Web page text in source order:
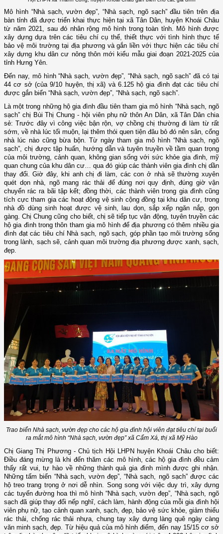
Mô hình “Nhà sạch, vườn đẹp”, “Nhà sạch, ngõ sạch” đầu tiên trên địa
bàn tỉnh đã được triển khai thực hiện tại xã Tân Dân, huyện Khoái Châu
từ năm 2021, sau đó nhân rộng mô hình trong toàn tỉnh. Mô hình được
xây dựng dựa trên các tiêu chí cụ thể, thiết thực với tình hình thực tế
bảo vệ môi trường tại địa phương và gắn liền với thực hiện các tiêu chí
xây dựng khu dân cư nông thôn mới kiểu mẫu giai đoạn 2021-2025 của
tỉnh Hưng Yên.
Đến nay, mô hình “Nhà sạch, vườn đẹp”, “Nhà sạch, ngõ sạch” đã có tại
44 cơ sở (của 9/10 huyện, thị xã) và 6.125 hộ gia đình đạt các tiêu chí
được gắn biển “Nhà sạch, vườn đẹp”, “Nhà sạch, ngõ sạch”.
Là một trong những hộ gia đình đầu tiên tham gia mô hình “Nhà sạch, ngõ
sạch” chị Bùi Thị Chung - hội viên phụ nữ thôn An Dân, xã Tân Dân chia
sẻ: Trước đây vì công việc bận rộn, vợ chồng chị thường đi làm từ rất
sớm, về nhà lúc tối muộn, lại thêm thói quen tiện đâu bỏ đó nên sân, cổng
nhà lúc nào cũng bừa bộn. Từ ngày tham gia mô hình “Nhà sạch, ngõ
sạch”, chị được tập huấn, hướng dẫn và tuyên truyền về tầm quan trọng
của môi trường, cảnh quan, không gian sống với sức khỏe gia đình, mỹ
quan chung của khu dân cư… qua đó giúp các thành viên gia đình chị dần
thay đổi. Giờ đây, khi anh chị đi làm, các con ở nhà sẽ thường xuyên
quét dọn nhà, ngõ mang rác thải để đúng nơi quy định, đúng giờ vận
chuyển rác ra bãi tập kết; đồng thời, các thành viên trong gia đình cũng
tích cực tham gia các hoạt động vệ sinh cộng đồng tại khu dân cư, trong
nhà đồ dùng sinh hoạt được vệ sinh, lau dọn, sắp xếp ngăn nắp, gọn
gàng. Chị Chung cũng cho biết, chị sẽ tiếp tục vận động, tuyên truyền các
hộ gia đình trong thôn tham gia mô hình để địa phương có thêm nhiều gia
đình đạt các tiêu chí Nhà sạch, ngõ sạch, góp phần tạo môi trường sống
trong lành, sạch sẽ, cảnh quan môi trường địa phương được xanh, sạch,
đẹp.
Trao biển Nhà sạch, vườn đẹp cho các hộ gia đình hội viên đạt tiêu chí tại buổi
ra mắt mô hình “Nhà sạch, vườn đẹp” xã Cẩm Xá, thị xã Mỹ Hào
Chị Giang Thị Phương - Chủ tịch Hội LHPN huyện Khoái Châu cho biết:
Điều đáng mừng là khi đến thăm các mô hình, các hộ gia đình đều cảm
thấy rất vui, tự hào về những thành quả gia đình mình được ghi nhận.
Những tấm biển “Nhà sạch, vườn đẹp”, “Nhà sạch, ngõ sạch” được các
hộ treo trang trọng ở nơi dễ nhìn. Song song với việc duy trì, xây dựng
các tuyến đường hoa thì mô hình “Nhà sạch, vườn đẹp”, “Nhà sạch, ngõ
sạch đã giúp thay đổi nếp nghĩ, cách làm, hành động của mỗi gia đình hội
viên phụ nữ, tạo cảnh quan xanh, sạch, đẹp, bảo vệ sức khỏe, giảm thiểu
rác thải, chống rác thải nhựa, chung tay xây dựng làng quê ngày càng
văn minh sạch, đẹp. Từ hiệu quả của mô hình điểm, đến nay 15/15 cơ sở